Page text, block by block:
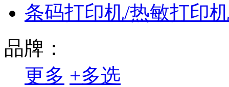
条码打印机/热敏打印机
品牌：
更多 +多选